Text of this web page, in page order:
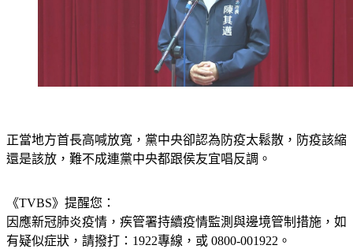
正當地方首長高喊放寬，黨中央卻認為防疫太鬆散，防疫該縮
還是該放，難不成連黨中央都跟侯友宜唱反調。
《TVBS》提醒您：
因應新冠肺炎疫情，疾管署持續疫情監測與邊境管制措施， 如
有疑似症狀，請撥打：1922專線，或 0800-001922。